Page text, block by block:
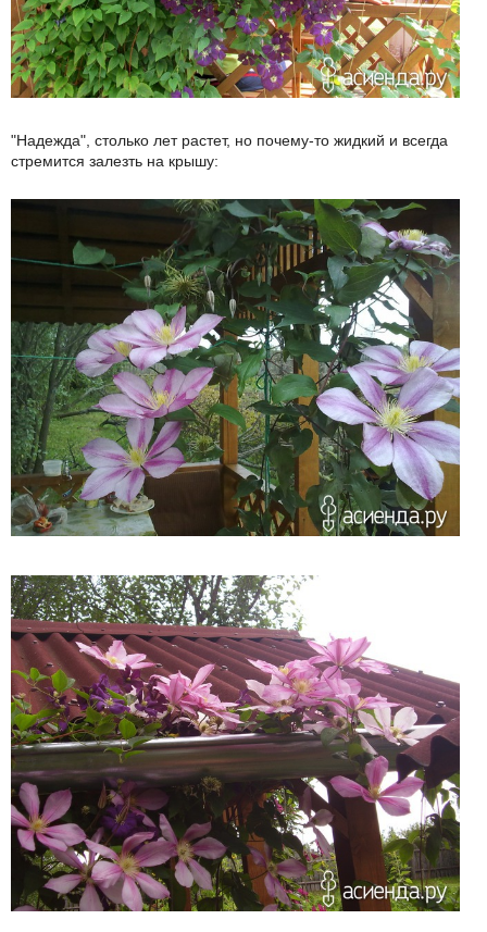
"Надежда", столько лет растет, но почему-то жидкий и всегда
стремится залезть на крышу: